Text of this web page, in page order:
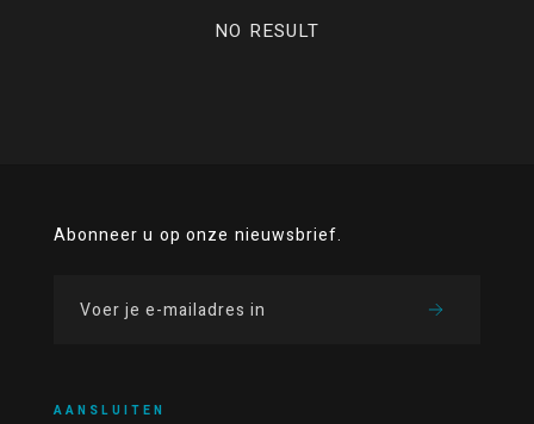
NO RESULT
Abonneer u op onze nieuwsbrief.
AANSLUITEN